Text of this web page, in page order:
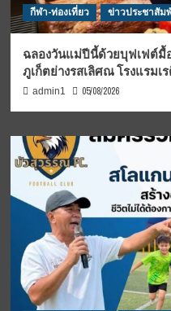
กีฬา-ท่องเที่ยว ข่าวประชาสัม
ฉลองวันแม่ปีนี้ด้วยบุฟเฟต์มื้
ภูเก็ตย่างรสเลิศณ โรงแรม
admin1 05/08/2026